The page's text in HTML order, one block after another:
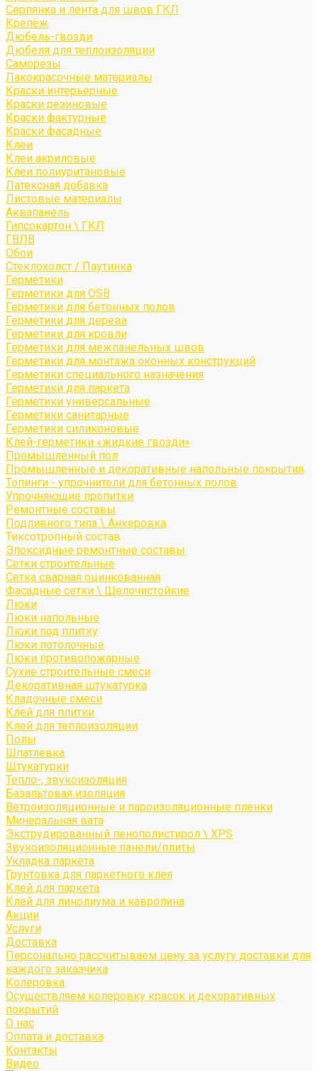
Серпянка и лента для швов ГКЛ
Крепёж
Дюбель-гвозди
Дюбеля для теплоизоляции
Саморезы
Лакокрасочные материалы
Краски интерьерные
Краски резиновые
Краски фактурные
Краски фасадные
Клеи
Клеи акриловые
Клеи полиуритановые
Латексная добавка
Листовые материалы
Аквапанель
Гипсокартон \ ГКЛ
ГВЛВ
Обои
Стеклохолст / Паутинка
Герметики
Герметики для OSB
Герметики для бетонных полов
Герметики для дерева
Герметики для кровли
Герметики для межпанельных швов
Герметики для монтажа оконных конструкций
Герметики специального назначения
Герметики для паркета
Герметики универсальные
Герметики санитарные
Герметики силиконовые
Клей-герметики «жидкие гвозди»
Промышленный пол
Промышленные и декоративные напольные покрытия
Топинги - упрочнители для бетонных полов
Упрочняющие пропитки
Ремонтные составы
Подливного типа \ Анкеровка
Тиксотропный состав
Эпоксидные ремонтные составы
Сетки строительные
Сетка сварная оцинкованная
Фасадные сетки \ Щелочистойкие
Люки
Люки напольные
Люки под плитку
Люки потолочные
Люки противопожарные
Сухие строительные смеси
Декоративная штукатурка
Кладочные смеси
Клей для плитки
Клей для теплоизоляции
Полы
Шпатлевка
Штукатурки
Тепло-, звукоизоляция
Базальтовая изоляция
Ветроизоляционные и пароизоляционные плёнки
Минеральная вата
Экструдированный пенополистирол \ XPS
Звукоизоляционные панели/плиты
Укладка паркета
Грунтовка для паркетного клея
Клей для паркета
Клей для линолиума и кавролина
Акции
Услуги
Доставка
Персонально рассчитываем цену за услугу доставки для
каждого заказчика
Колеровка
Осуществляем колеровку красок и декоративных
покрытий
О нас
Оплата и доставка
Контакты
Видео